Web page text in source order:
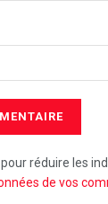
réduire les
de vos